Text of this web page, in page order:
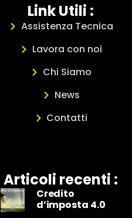
Link Utili :
Assistenza Tecnica
Lavora con noi
Chi Siamo
News
Contatti
Articoli recenti :
Credito
d’imposta 4.0